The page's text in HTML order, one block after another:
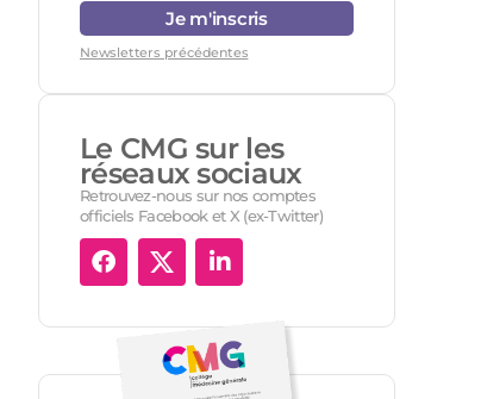
Je m'inscris
Newsletters précédentes
Le CMG sur les
réseaux sociaux
Retrouvez-nous sur nos comptes
officiels Facebook et X (ex-Twitter)